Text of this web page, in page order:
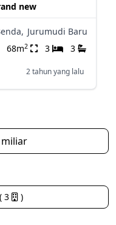
new
Jurumudi Baru
68m2 3 3
2 tahun yang lalu
miliar
3 )